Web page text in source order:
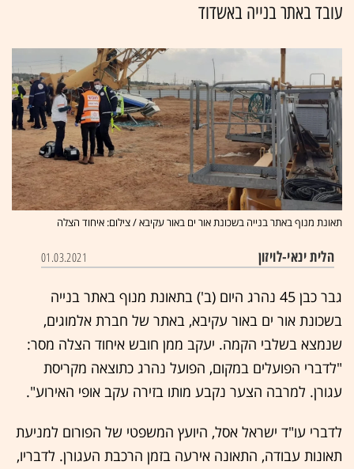
עובד באתר בנייה באשדוד
תאונת מנוף באתר בנייה בשכונת אור ים באור עקיבא / צילום: איחוד הצלה
הלית ינאי-לויזון 01.03.2021
גבר כבן 45 נהרג היום (ב') בתאונת מנוף באתר בנייה
בשכונת אור ים באור עקיבא, באתר של חברת אלמוגים,
שנמצא בשלבי הקמה. יעקב ממן חובש איחוד הצלה מסר:
"לדברי הפועלים במקום, הפועל נהרג כתוצאה מקריסת
עגורן. למרבה הצער נקבע מותו בזירה עקב אופי האירוע".
לדברי עו"ד ישראל אסל, היועץ המשפטי של הפורום למניעת
תאונות עבודה, התאונה אירעה בזמן הרכבת העגורן. לדבריו,